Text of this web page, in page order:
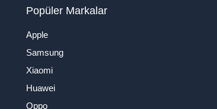
Popüler Markalar
Apple
Samsung
Xiaomi
Huawei
Oppo